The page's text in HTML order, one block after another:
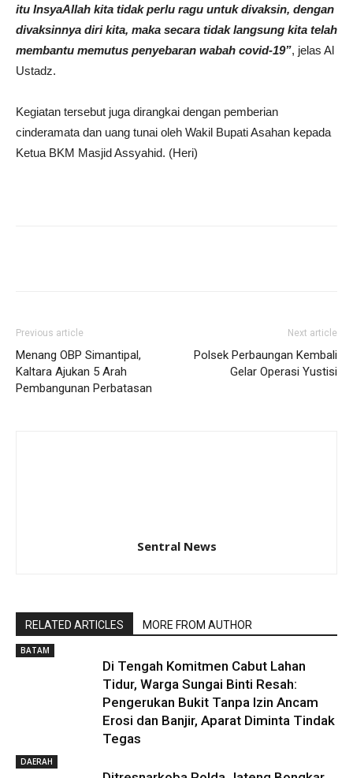
itu InsyaAllah kita tidak perlu ragu untuk divaksin, dengan
divaksinnya diri kita, maka secara tidak langsung kita telah
membantu memutus penyebaran wabah covid-19”, jelas Al
Ustadz.
Kegiatan tersebut juga dirangkai dengan pemberian
cinderamata dan uang tunai oleh Wakil Bupati Asahan kepada
Ketua BKM Masjid Assyahid. (Heri)
Previous article
Menang OBP Simantipal,
Kaltara Ajukan 5 Arah
Pembangunan Perbatasan
Next article
Polsek Perbaungan Kembali
Gelar Operasi Yustisi
Sentral News
RELATED ARTICLES MORE FROM AUTHOR
BATAM
Di Tengah Komitmen Cabut Lahan
Tidur, Warga Sungai Binti Resah:
Pengerukan Bukit Tanpa Izin Ancam
Erosi dan Banjir, Aparat Diminta Tindak
Tegas
DAERAH